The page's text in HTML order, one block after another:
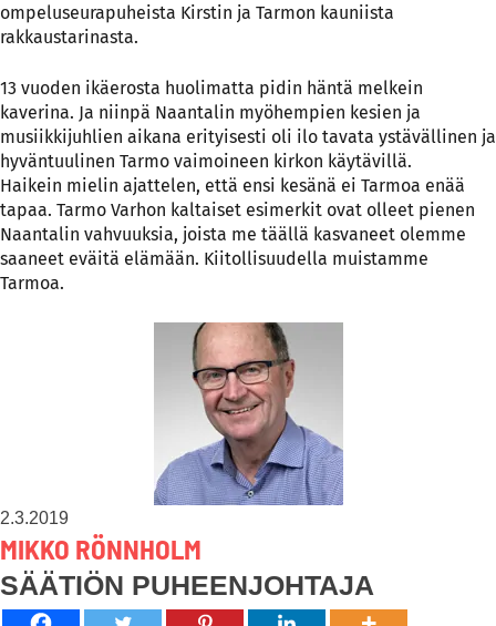
ompeluseurapuheista Kirstin ja Tarmon kauniista
rakkaustarinasta.
13 vuoden ikäerosta huolimatta pidin häntä melkein
kaverina. Ja niinpä Naantalin myöhempien kesien ja
musiikkijuhlien aikana erityisesti oli ilo tavata ystävällinen ja
hyväntuulinen Tarmo vaimoineen kirkon käytävillä.
Haikein mielin ajattelen, että ensi kesänä ei Tarmoa enää
tapaa. Tarmo Varhon kaltaiset esimerkit ovat olleet pienen
Naantalin vahvuuksia, joista me täällä kasvaneet olemme
saaneet eväitä elämään. Kiitollisuudella muistamme
Tarmoa.
2.3.2019
MIKKO RÖNNHOLM
SÄÄTIÖN PUHEENJOHTAJA